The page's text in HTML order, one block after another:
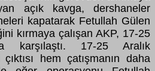
açık kavga, dershaneler
kapatarak Fetullah Gülen
kırmaya çalışan AKP, 17-25
karşılaştı. 17-25 Aralık
hem çatışmanın daha